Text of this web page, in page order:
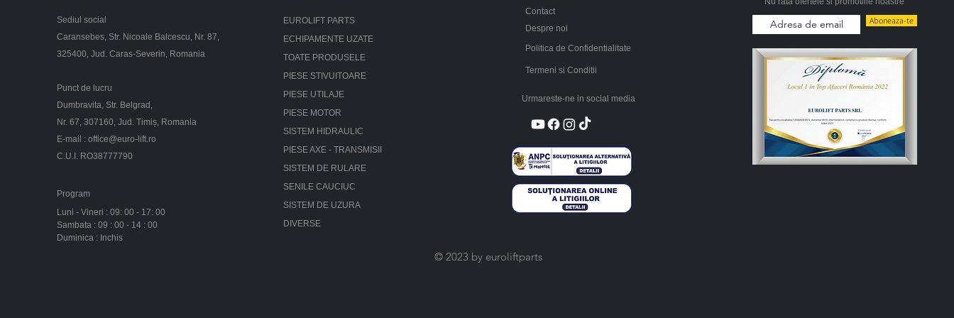
Sediul social
Caransebes, Str. Nicoale Balcescu, Nr. 87,
325400, Jud. Caras-Severin, Romania
Punct de lucru
Dumbravita, Str. Belgrad,
Nr. 67, 307160, Jud. Timiș, Romania
E-mail : office@euro-lift.ro
C.U.I. RO38777790
Program
Luni - Vineri : 09: 00 - 17: 00
Sambata : 09 : 00 - 14 : 00
Duminica : Inchis
EUROLIFT PARTS
ECHIPAMENTE UZATE
TOATE PRODUSELE
PIESE STIVUITOARE
PIESE UTILAJE
PIESE MOTOR
SISTEM HIDRAULIC
PIESE AXE - TRANSMISII
SISTEM DE RULARE
SENILE CAUCIUC
SISTEM DE UZURA
DIVERSE
Contact
Despre noi
Politica de Confidentialitate
Termeni si Conditii
Urmareste-ne in social media
Aboneaza-te
© 2023 by euroliftparts